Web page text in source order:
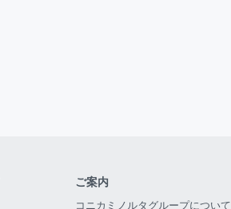
ご案内
コニカミノルタグループについて